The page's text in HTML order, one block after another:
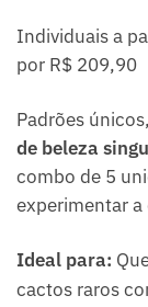
Individuais a
por R$ 209,90
Padrões únicos,
de beleza
combo de 5
experimentar a
Ideal para:
cactos raros